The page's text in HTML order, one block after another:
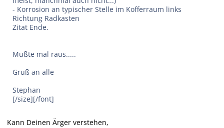
- Korrosion an typischer Stelle im Kofferraum links
Richtung Radkasten
Zitat Ende.
Mußte mal raus.....
Gruß an alle
Stephan
[/size][/font]
Kann Deinen Ärger verstehen,